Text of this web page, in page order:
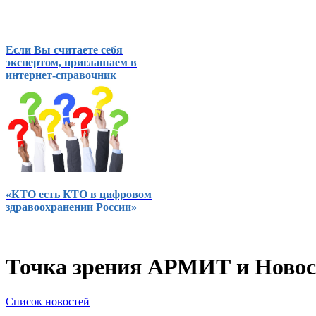
Если Вы считаете себя
экспертом, приглашаем в
интернет-справочник
«КТО есть КТО в цифровом
здравоохранении России»
Точка зрения АРМИТ и
Список новостей